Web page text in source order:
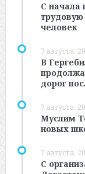
С начала
трудовую
человек
7 августа,
В
дорог
7 августа,
Муслим
новых
7 августа,
С